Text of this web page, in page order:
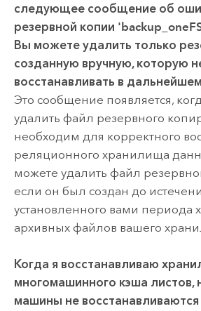
следующее сообщение об
резервной копии
Вы можете удалить только
созданную вручную, которую
восстанавливать в
Это сообщение появляется,
удалить файл резервного
необходим для корректного
реляционного хранилища
можете удалить файл
если он был создан до
установленного вами периода
архивных файлов вашего
Когда я восстанавливаю
многомашинного кэша листов,
машины не восстанавливаются